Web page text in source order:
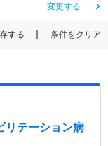
変更する
する 条件をクリア
リテーション病